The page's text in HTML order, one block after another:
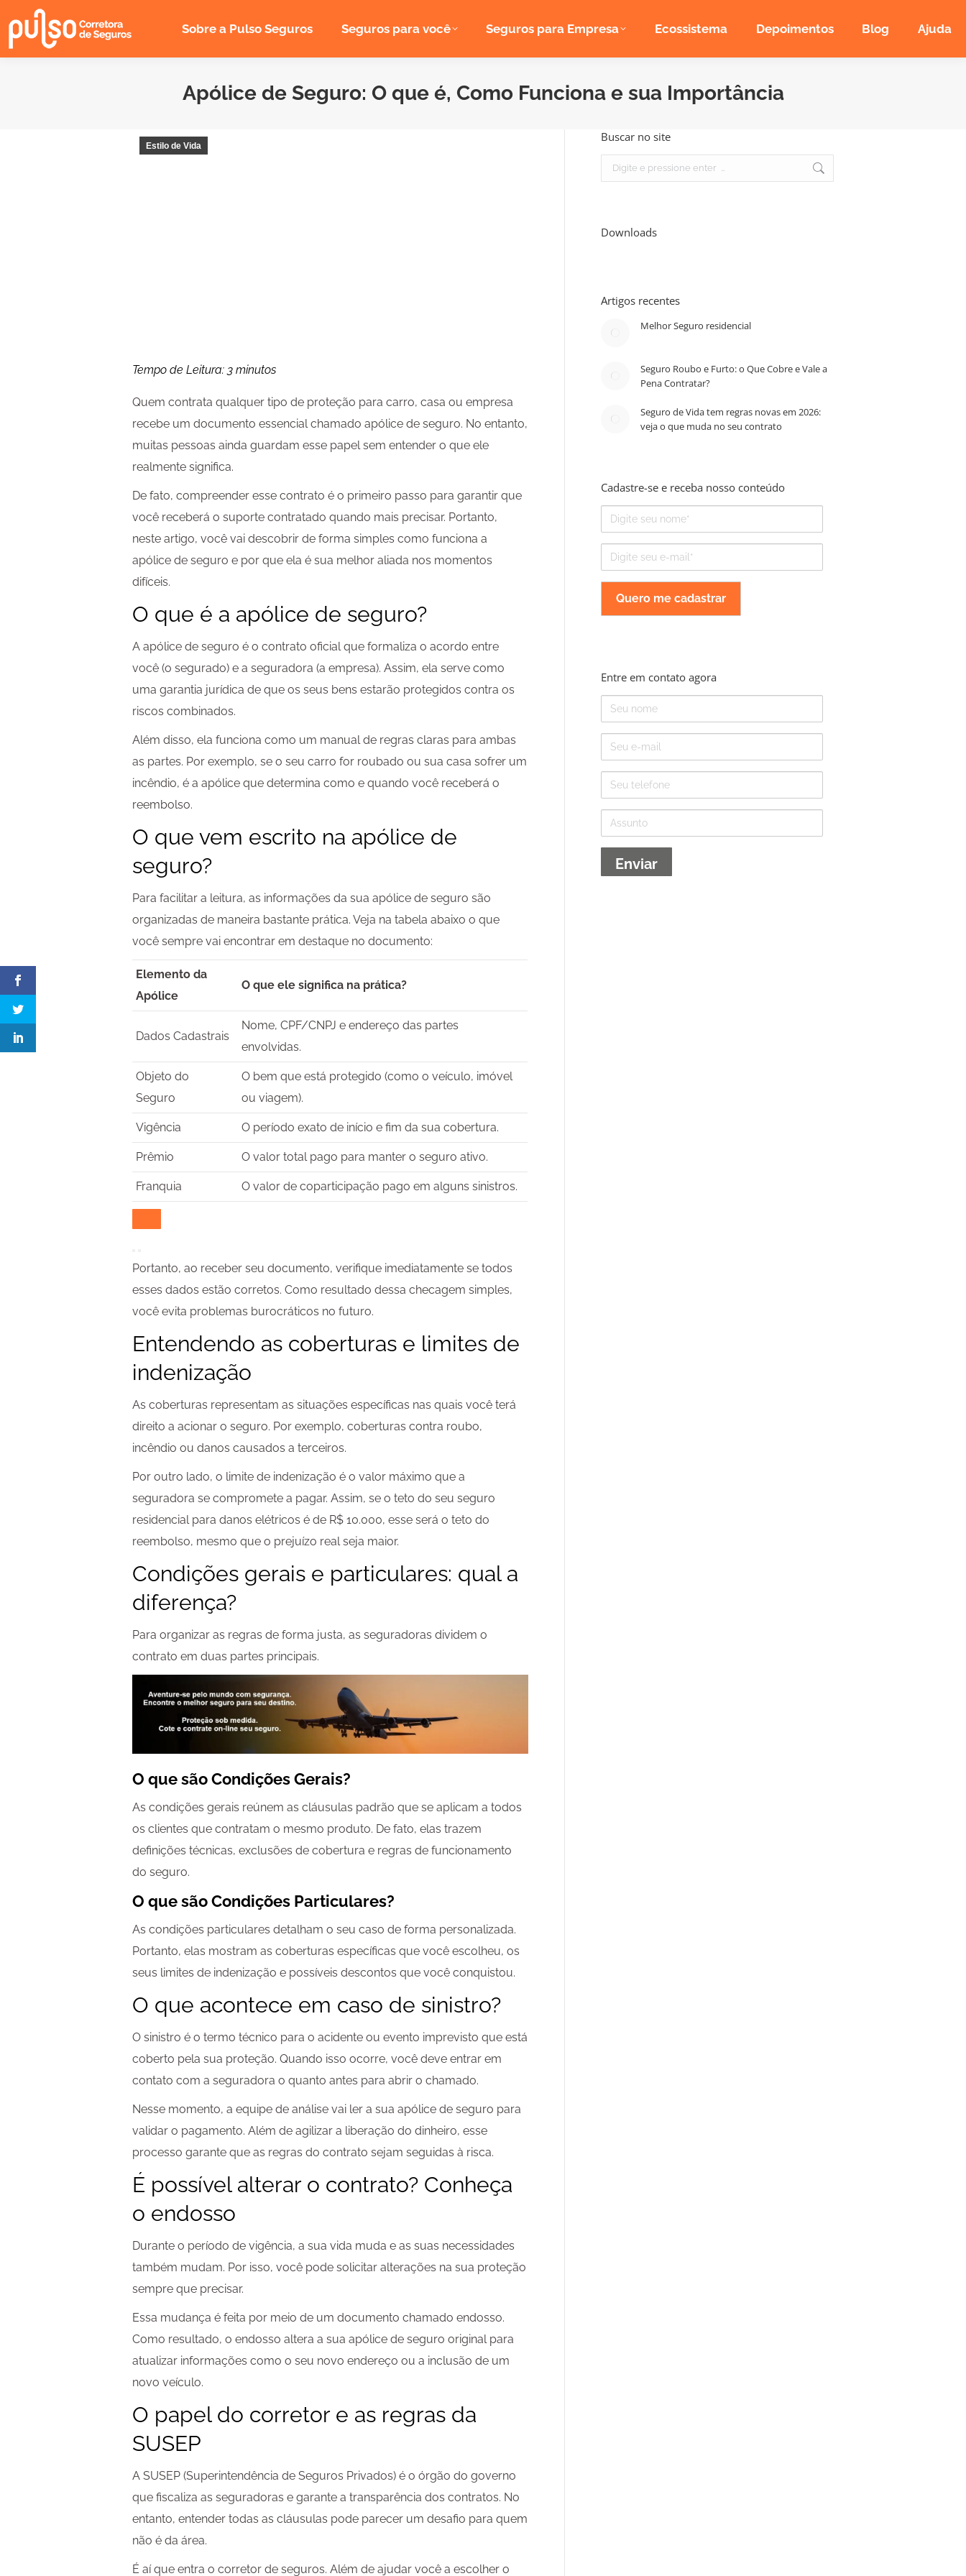
Sobre a Pulso Seguros Seguros para você Seguros para Empresa Ecossistema Depoimentos Blog Ajuda
Apólice de Seguro: O que é, Como Funciona e sua Importância
Estilo de Vida
Tempo de Leitura:3 minutos
Quem contrata qualquer tipo de proteção para carro, casa ou empresa
recebe um documento essencial chamado apólice de seguro. No entanto,
muitas pessoas ainda guardam esse papel sem entender o que ele
realmente significa.
De fato, compreender esse contrato é o primeiro passo para garantir que
você receberá o suporte contratado quando mais precisar. Portanto,
neste artigo, você vai descobrir de forma simples como funciona a
apólice de seguro e por que ela é sua melhor aliada nos momentos
difíceis.
O que é a apólice de seguro?
A apólice de seguro é o contrato oficial que formaliza o acordo entre
você (o segurado) e a seguradora (a empresa). Assim, ela serve como
uma garantia jurídica de que os seus bens estarão protegidos contra os
riscos combinados.
Além disso, ela funciona como um manual de regras claras para ambas
as partes. Por exemplo, se o seu carro for roubado ou sua casa sofrer um
incêndio, é a apólice que determina como e quando você receberá o
reembolso.
O que vem escrito na apólice de
seguro?
Para facilitar a leitura, as informações da sua apólice de seguro são
organizadas de maneira bastante prática. Veja na tabela abaixo o que
você sempre vai encontrar em destaque no documento:
Elemento da
Apólice
O que ele significa na prática?
Dados Cadastrais
Nome, CPF/CNPJ e endereço das partes
envolvidas.
Objeto do
Seguro
O bem que está protegido (como o veículo, imóvel
ou viagem).
Vigência O período exato de início e fim da sua cobertura.
Prêmio O valor total pago para manter o seguro ativo.
Franquia O valor de coparticipação pago em alguns sinistros.
Portanto, ao receber seu documento, verifique imediatamente se todos
esses dados estão corretos. Como resultado dessa checagem simples,
você evita problemas burocráticos no futuro.
Entendendo as coberturas e limites de
indenização
As coberturas representam as situações específicas nas quais você terá
direito a acionar o seguro. Por exemplo, coberturas contra roubo,
incêndio ou danos causados a terceiros.
Por outro lado, o limite de indenização é o valor máximo que a
seguradora se compromete a pagar. Assim, se o teto do seu seguro
residencial para danos elétricos é de R$ 10.000, esse será o teto do
reembolso, mesmo que o prejuízo real seja maior.
Condições gerais e particulares: qual a
diferença?
Para organizar as regras de forma justa, as seguradoras dividem o
contrato em duas partes principais.
O que são Condições Gerais?
As condições gerais reúnem as cláusulas padrão que se aplicam a todos
os clientes que contratam o mesmo produto. De fato, elas trazem
definições técnicas, exclusões de cobertura e regras de funcionamento
do seguro.
O que são Condições Particulares?
As condições particulares detalham o seu caso de forma personalizada.
Portanto, elas mostram as coberturas específicas que você escolheu, os
seus limites de indenização e possíveis descontos que você conquistou.
O que acontece em caso de sinistro?
O sinistro é o termo técnico para o acidente ou evento imprevisto que está
coberto pela sua proteção. Quando isso ocorre, você deve entrar em
contato com a seguradora o quanto antes para abrir o chamado.
Nesse momento, a equipe de análise vai ler a sua apólice de seguro para
validar o pagamento. Além de agilizar a liberação do dinheiro, esse
processo garante que as regras do contrato sejam seguidas à risca.
É possível alterar o contrato? Conheça
o endosso
Durante o período de vigência, a sua vida muda e as suas necessidades
também mudam. Por isso, você pode solicitar alterações na sua proteção
sempre que precisar.
Essa mudança é feita por meio de um documento chamado endosso.
Como resultado, o endosso altera a sua apólice de seguro original para
atualizar informações como o seu novo endereço ou a inclusão de um
novo veículo.
O papel do corretor e as regras da
SUSEP
A SUSEP (Superintendência de Seguros Privados) é o órgão do governo
que fiscaliza as seguradoras e garante a transparência dos contratos. No
entanto, entender todas as cláusulas pode parecer um desafio para quem
não é da área.
É aí que entra o corretor de seguros. Além de ajudar você a escolher o
Buscar no site
Search:
Downloads
Artigos recentes
Melhor Seguro residencial
Seguro Roubo e Furto: o Que Cobre e Vale a
Pena Contratar?
Seguro de Vida tem regras novas em 2026:
veja o que muda no seu contrato
Cadastre-se e receba nosso conteúdo
Nome
mail
Entre em contato agora
Nome
mail
Telefone
Assunto